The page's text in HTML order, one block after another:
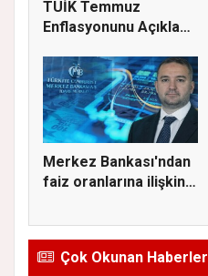
TÜİK Temmuz
Enflasyonunu Açıkladı:
Merkez Bankası'ndan
faiz oranlarına ilişkin
Çok Okunan Haberler